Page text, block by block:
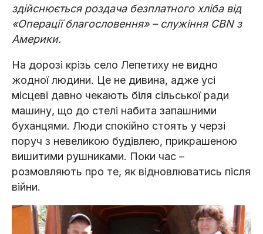
здійснюється роздача безплатного хліба від
«Операції благословення» – служіння CBN з
Америки.
На дорозі крізь село Лепетиху не видно
жодної людини. Це не дивина, адже усі
місцеві давно чекають біля сільської ради
машину, що до стелі набита запашними
буханцями. Люди спокійно стоять у черзі
поруч з невеликою будівлею, прикрашеною
вишитими рушниками. Поки час –
розмовляють про те, як відновлюватись після
війни.